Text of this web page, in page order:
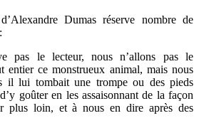
Dumas réserve nombre de
pas le lecteur, nous n’allons pas le
entier ce monstrueux animal, mais nous
il lui tombait une trompe ou des pieds
goûter en les assaisonnant de la façon
plus loin, et à nous en dire après des